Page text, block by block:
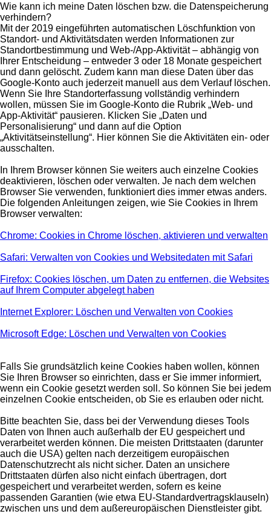
Wie kann ich meine Daten löschen bzw. die Datenspeicherung
verhindern?
Mit der 2019 eingeführten automatischen Löschfunktion von
Standort- und Aktivitätsdaten werden Informationen zur
Standortbestimmung und Web-/App-Aktivität – abhängig von
Ihrer Entscheidung – entweder 3 oder 18 Monate gespeichert
und dann gelöscht. Zudem kann man diese Daten über das
Google-Konto auch jederzeit manuell aus dem Verlauf löschen.
Wenn Sie Ihre Standorterfassung vollständig verhindern
wollen, müssen Sie im Google-Konto die Rubrik „Web- und
App-Aktivität“ pausieren. Klicken Sie „Daten und
Personalisierung“ und dann auf die Option
„Aktivitätseinstellung“. Hier können Sie die Aktivitäten ein- oder
ausschalten.
In Ihrem Browser können Sie weiters auch einzelne Cookies
deaktivieren, löschen oder verwalten. Je nach dem welchen
Browser Sie verwenden, funktioniert dies immer etwas anders.
Die folgenden Anleitungen zeigen, wie Sie Cookies in Ihrem
Browser verwalten:
Chrome: Cookies in Chrome löschen, aktivieren und verwalten
Safari: Verwalten von Cookies und Websitedaten mit Safari
Firefox: Cookies löschen, um Daten zu entfernen, die Websites
auf Ihrem Computer abgelegt haben
Internet Explorer: Löschen und Verwalten von Cookies
Microsoft Edge: Löschen und Verwalten von Cookies
Falls Sie grundsätzlich keine Cookies haben wollen, können
Sie Ihren Browser so einrichten, dass er Sie immer informiert,
wenn ein Cookie gesetzt werden soll. So können Sie bei jedem
einzelnen Cookie entscheiden, ob Sie es erlauben oder nicht.
Bitte beachten Sie, dass bei der Verwendung dieses Tools
Daten von Ihnen auch außerhalb der EU gespeichert und
verarbeitet werden können. Die meisten Drittstaaten (darunter
auch die USA) gelten nach derzeitigem europäischen
Datenschutzrecht als nicht sicher. Daten an unsichere
Drittstaaten dürfen also nicht einfach übertragen, dort
gespeichert und verarbeitet werden, sofern es keine
passenden Garantien (wie etwa EU-Standardvertragsklauseln)
zwischen uns und dem außereuropäischen Dienstleister gibt.